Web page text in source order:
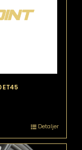
ET45
Detaljer